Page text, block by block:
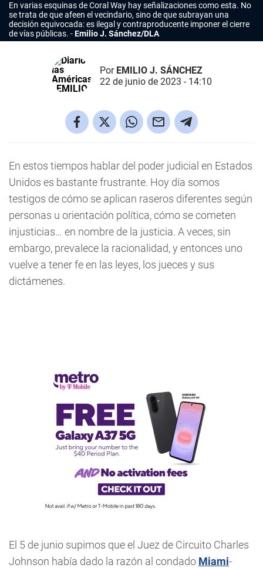
En varias esquinas de Coral Way hay señalizaciones como esta. No
se trata de que afeen el vecindario, sino de que subrayan una
decisión equivocada: es ilegal y contraproducente imponer el cierre
de vías públicas.
Emilio J. Sánchez/DLA
Por EMILIO J. SÁNCHEZ
22 de junio de 2023 - 14:10
En estos tiempos hablar del poder judicial en Estados
Unidos es bastante frustrante. Hoy día somos
testigos de cómo se aplican raseros diferentes según
personas u orientación política, cómo se cometen
injusticias… en nombre de la justicia. A veces, sin
embargo, prevalece la racionalidad, y entonces uno
vuelve a tener fe en las leyes, los jueces y sus
dictámenes.
El 5 de junio supimos que el Juez de Circuito Charles
Johnson había dado la razón al condado Miami-